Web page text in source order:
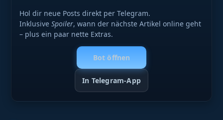
Hol dir neue Posts direkt per Telegram.
InklusiveSpoiler, wann der nächste Artikel online geht
– plus ein paar nette Extras.
Bot öffnen
In Telegram-App